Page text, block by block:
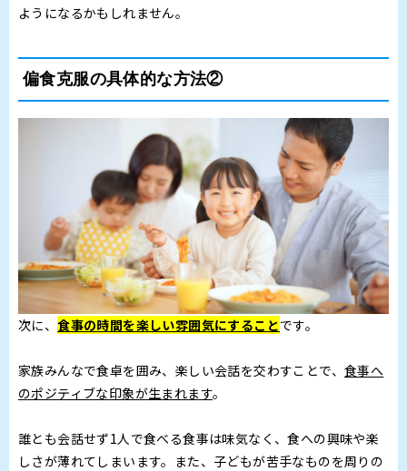
ようになるかもしれません。
偏食克服の具体的な方法②
次に、食事の時間を楽しい雰囲気にすることです。
家族みんなで食卓を囲み、楽しい会話を交わすことで、 食事へ
のポジティブな印象が生まれます。
誰とも会話せず1人で食べる食事は味気なく、食への興味や楽
しさが薄れてしまいます。また、子どもが苦手なものを周りの